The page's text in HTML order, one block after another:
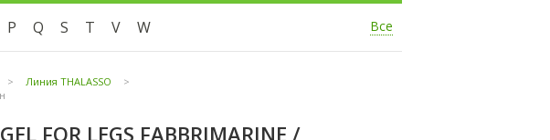
P Q S T V W Все
> Линия THALASSO
>
FOR LEGS FABBRIMARINE /